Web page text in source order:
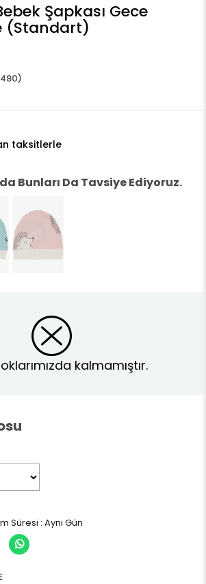
Şapkası Gece
(Standart)
480)
taksitlerle
Bunları Da Tavsiye Ediyoruz.
kalmamıştır.
Süresi : Aynı Gün